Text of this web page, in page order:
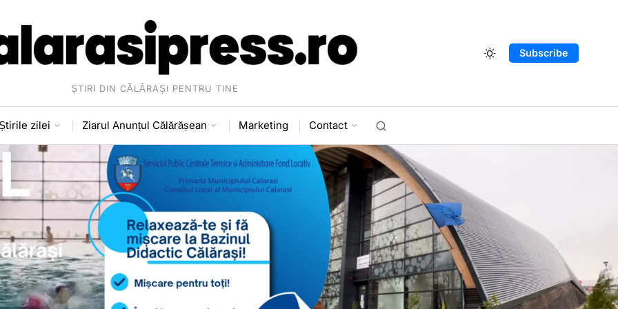
ȘTIRI DIN CĂLĂRAȘI PENTRU TINE
Subscribe
zilei Ziarul Anunțul Călărășean Marketing Contact